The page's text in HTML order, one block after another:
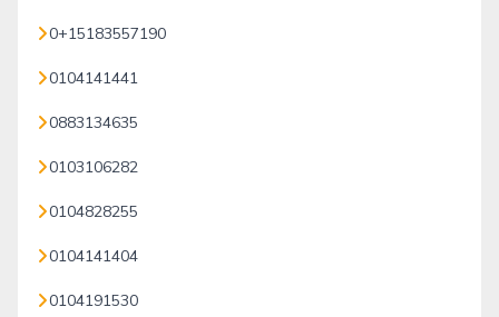
0+15183557190
0104141441
0883134635
0103106282
0104828255
0104141404
0104191530